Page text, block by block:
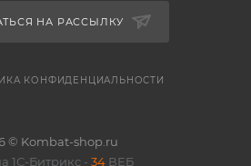
НА РАССЫЛКУ
КОНФИДЕНЦИАЛЬНОСТИ
© Kombat-shop.ru
1С-Битрикс - 34 ВЕБ